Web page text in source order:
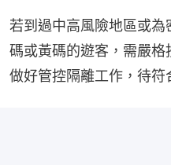
若到過中高風險地區或
碼或黃碼的遊客，需嚴格
做好管控隔離工作，待符